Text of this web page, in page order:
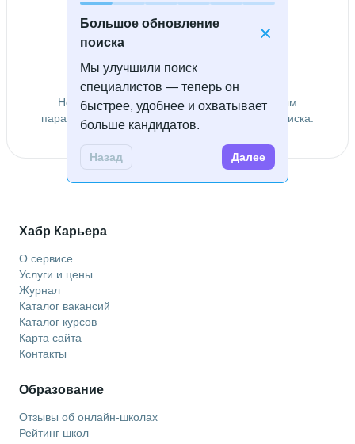
Большое обновление
поиска
Мы улучшили поиск
специалистов — теперь он
быстрее, удобнее и охватывает
больше кандидатов.
Назад Далее
Специалисты не найдены
Не удалось найти специалистов по заданным
параметрам. Попробуйте изменить условия поиска.
Хабр Карьера
О сервисе
Услуги и цены
Журнал
Каталог вакансий
Каталог курсов
Карта сайта
Контакты
Образование
Отзывы об онлайн-школах
Рейтинг школ